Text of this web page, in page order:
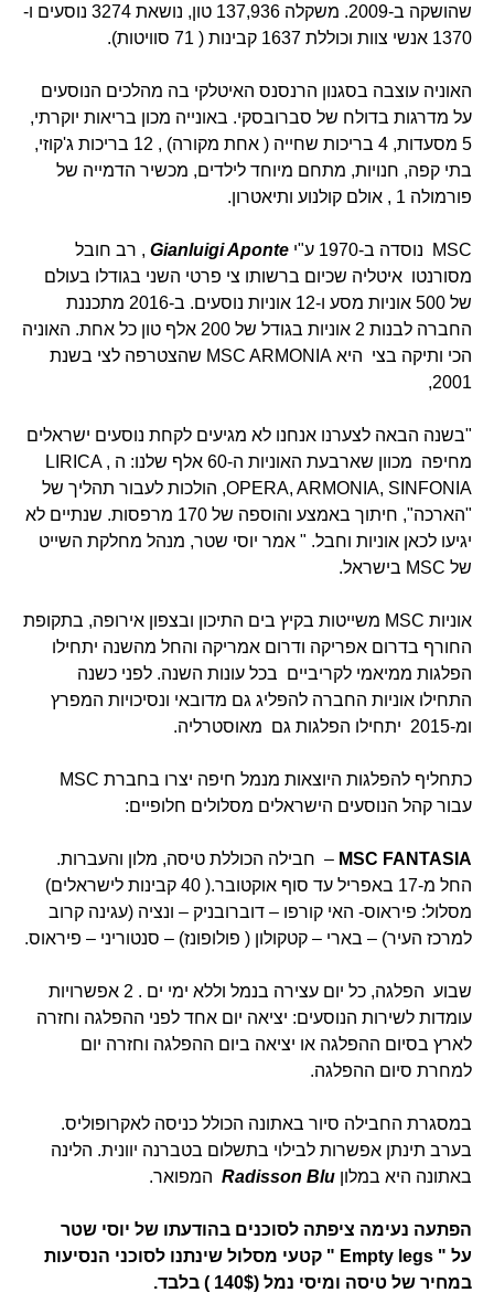
שהושקה ב-2009. משקלה 137,936 טון, נושאת 3274 נוסעים ו-
1370 אנשי צוות וכוללת 1637 קבינות ( 71 סוויטות).
האוניה עוצבה בסגנון הרנסנס האיטלקי בה מהלכים הנוסעים
על מדרגות בדולח של סברובסקי. באונייה מכון בריאות יוקרתי,
5 מסעדות, 4 בריכות שחייה ( אחת מקורה) , 12 בריכות ג'קוזי,
בתי קפה, חנויות, מתחם מיוחד לילדים, מכשיר הדמייה של
פורמולה 1 , אולם קולנוע ותיאטרון.
MSC נוסדה ב-1970 ע"י Gianluigi Aponte , רב חובל
מסורנטו איטליה שכיום ברשותו צי פרטי השני בגודלו בעולם
של 500 אוניות מסע ו-12 אוניות נוסעים. ב-2016 מתכננת
החברה לבנות 2 אוניות בגודל של 200 אלף טון כל אחת. האוניה
הכי ותיקה בצי היא MSC ARMONIA שהצטרפה לצי בשנת
2001,
"בשנה הבאה לצערנו אנחנו לא מגיעים לקחת נוסעים ישראלים
מחיפה מכוון שארבעת האוניות ה-60 אלף שלנו: ה , LIRICA
,OPERA, ARMONIA, SINFONIA הולכות לעבור תהליך של
"הארכה", חיתוך באמצע והוספה של 170 מרפסות. שנתיים לא
יגיעו לכאן אוניות וחבל. " אמר יוסי שטר, מנהל מחלקת השייט
של MSC בישראל.
אוניות MSC משייטות בקיץ בים התיכון ובצפון אירופה, בתקופת
החורף בדרום אפריקה ודרום אמריקה והחל מהשנה יתחילו
הפלגות ממיאמי לקריביים בכל עונות השנה. לפני כשנה
התחילו אוניות החברה להפליג גם מדובאי ונסיכויות המפרץ
ומ-2015 יתחילו הפלגות גם מאוסטרליה.
כתחליף להפלגות היוצאות מנמל חיפה יצרו בחברת MSC
עבור קהל הנוסעים הישראלים מסלולים חלופיים:
MSC FANTASIA – חבילה הכוללת טיסה, מלון והעברות.
החל מ-17 באפריל עד סוף אוקטובר.( 40 קבינות לישראלים)
מסלול: פיראוס- האי קורפו – דוברובניק – ונציה (עגינה קרוב
למרכז העיר) – בארי – קטקולון ( פולופונז) – סנטוריני – פיראוס.
שבוע הפלגה, כל יום עצירה בנמל וללא ימי ים . 2 אפשרויות
עומדות לשירות הנוסעים: יציאה יום אחד לפני ההפלגה וחזרה
לארץ בסיום ההפלגה או יציאה ביום ההפלגה וחזרה יום
למחרת סיום ההפלגה.
במסגרת החבילה סיור באתונה הכולל כניסה לאקרופוליס.
בערב תינתן אפשרות לבילוי בתשלום בטברנה יוונית. הלינה
באתונה היא במלון Radisson Blu המפואר.
הפתעה נעימה ציפתה לסוכנים בהודעתו של יוסי שטר
על " Empty legs " קטעי מסלול שינתנו לסוכני הנסיעות
במחיר של טיסה ומיסי נמל (140$ ) בלבד.